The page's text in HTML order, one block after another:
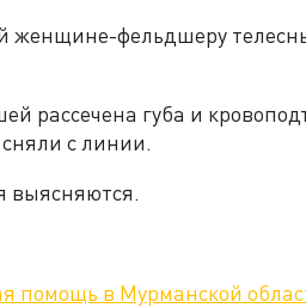
женщине-фельдшеру
рассечена губа и
с линии.
выясняются.
помощь в Мурманской